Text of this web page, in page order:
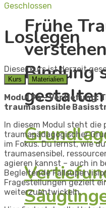
Frühe
Bindung
gestalten
Geschlossen
Loslegen
Dieser kurs ist derzeit
Kurs Materialien
Modul 9a –Vertiefung:
traumasensible
In diesem Modul steht die
traumapädagogischer
im Fokus. Du lernst, wie
traumasensibel,
agieren kannst – auch in
Begleitende
Fragestellungen gezielt
weiterzuentwickeln.